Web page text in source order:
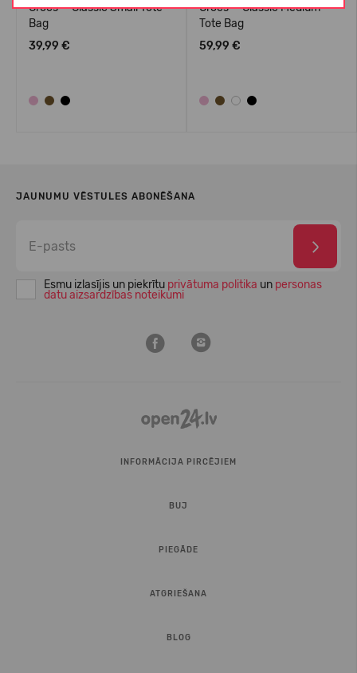
Crocs™ Classic Small Tote
Bag
39,99 €
Crocs™ Classic Medium
Tote Bag
59,99 €
JAUNUMU VĒSTULES ABONĒŠANA
Esmu izlasījis un piekrītu privātuma politika un personas
datu aizsardzības noteikumi
INFORMĀCIJA PIRCĒJIEM
BUJ
PIEGĀDE
ATGRIEŠANA
BLOG